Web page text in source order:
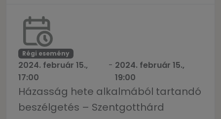
Régi esemény
2024. február 15.,
17:00
- 2024. február 15.,
19:00
Házasság hete alkalmából tartandó
beszélgetés – Szentgotthárd